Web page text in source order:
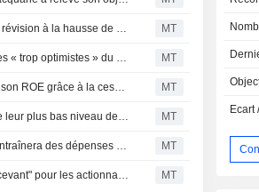
Les actions de Peloton Interactive en hausse après la révision à la hausse de Macquarie MT
La chute des actions de Judo souligne les perspectives « trop optimistes » du marché, selon Macquarie MT
Macquarie Group vise une croissance plus élevée de son ROE grâce à la cession récente d'une unité, selon Morgan Stanley, dont les actions ont augmenté de 5 %. MT
Les revenus du Groupe Macquarie devraient atteindre leur plus bas niveau depuis cinq ans, selon Morgan Stanley MT
Le redressement de la mine de Paladin en Namibie entraînera des dépenses d'exploitation supplémentaires, selon Macquarie MT
L'accord de James Hardie pour l'achat d'Azek est "décevant" pour les actionnaires, selon Macquarie MT
Ecart